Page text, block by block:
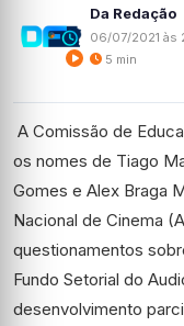
Da Redação
06/07/2021 às
5 min
A Comissão de
os nomes de Tiago
Gomes e Alex Braga
Nacional de Cinema
questionamentos
Fundo Setorial do
desenvolvimento